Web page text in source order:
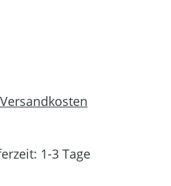
1-3 Tage